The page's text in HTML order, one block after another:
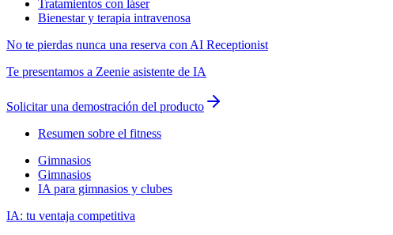
Tratamientos con láser
Bienestar y terapia intravenosa
No te pierdas nunca una reserva con AI Receptionist
Te presentamos a Zeenie asistente de IA
Solicitar una demostración del producto
Resumen sobre el fitness
Gimnasios
Gimnasios
IA para gimnasios y clubes
IA: tu ventaja competitiva